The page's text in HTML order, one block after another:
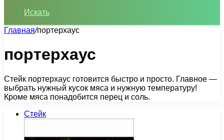
Искать
Главная/портерхаус
портерхаус
Стейк портерхаус готовится быстро и просто. Главное —
выбрать нужный кусок мяса и нужную температуру!
Кроме мяса понадобится перец и соль.
Стейк